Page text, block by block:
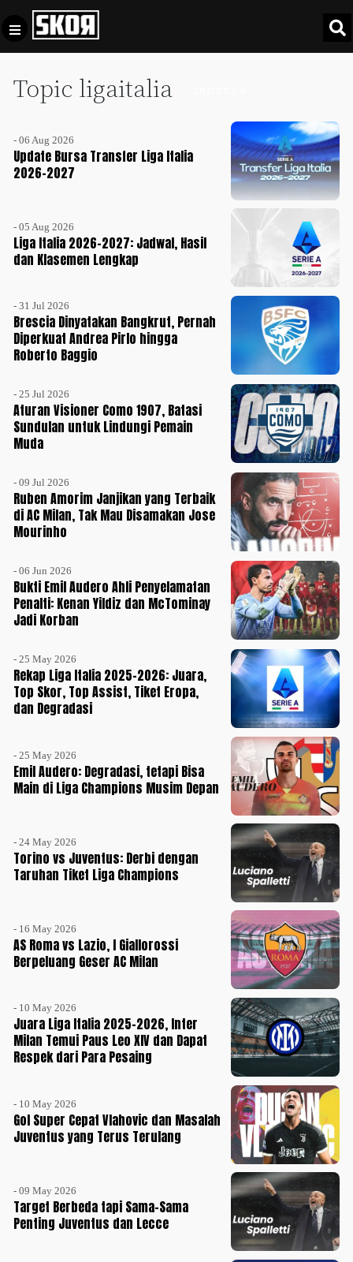
Topic ligaitalia
- 06 Aug 2026
Update Bursa Transfer Liga Italia
2026-2027
- 05 Aug 2026
Liga Italia 2026-2027: Jadwal, Hasil
dan Klasemen Lengkap
- 31 Jul 2026
Brescia Dinyatakan Bangkrut, Pernah
Diperkuat Andrea Pirlo hingga
Roberto Baggio
- 25 Jul 2026
Aturan Visioner Como 1907, Batasi
Sundulan untuk Lindungi Pemain
Muda
- 09 Jul 2026
Ruben Amorim Janjikan yang Terbaik
di AC Milan, Tak Mau Disamakan Jose
Mourinho
- 06 Jun 2026
Bukti Emil Audero Ahli Penyelamatan
Penalti: Kenan Yildiz dan McTominay
Jadi Korban
- 25 May 2026
Rekap Liga Italia 2025-2026: Juara,
Top Skor, Top Assist, Tiket Eropa,
dan Degradasi
- 25 May 2026
Emil Audero: Degradasi, tetapi Bisa
Main di Liga Champions Musim Depan
- 24 May 2026
Torino vs Juventus: Derbi dengan
Taruhan Tiket Liga Champions
- 16 May 2026
AS Roma vs Lazio, I Giallorossi
Berpeluang Geser AC Milan
- 10 May 2026
Juara Liga Italia 2025-2026, Inter
Milan Temui Paus Leo XIV dan Dapat
Respek dari Para Pesaing
- 10 May 2026
Gol Super Cepat Vlahovic dan Masalah
Juventus yang Terus Terulang
- 09 May 2026
Target Berbeda tapi Sama-Sama
Penting Juventus dan Lecce
Football +
Culture
Timnas
Indonesia
SPECIAL
Video
Privacy
Pedoman
Pemberitaan
Media
Disclaimer
Tentang